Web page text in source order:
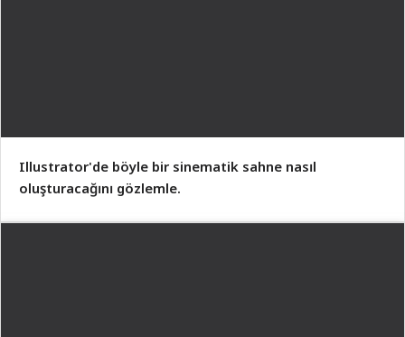
Illustrator'de böyle bir sinematik sahne nasıl
oluşturacağını gözlemle.